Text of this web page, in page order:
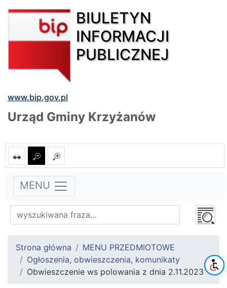
BIULETYN
INFORMACJI
PUBLICZNEJ
www.bip.gov.pl
Urząd Gminy Krzyżanów
MENU
Strona główna
MENU PRZEDMIOTOWE
Ogłoszenia, obwieszczenia, komunikaty
Obwieszczenie ws polowania z dnia 2.11.2023